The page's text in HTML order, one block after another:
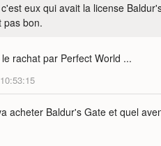
eux qui avait la license
pas bon.
rachat par Perfect World ...
acheter Baldur's Gate et quel